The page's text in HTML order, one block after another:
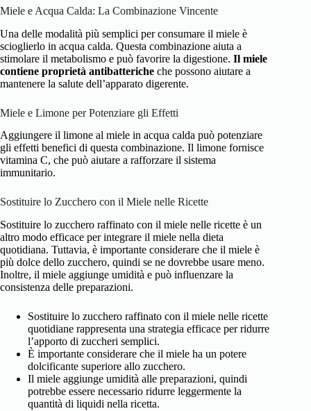
Miele e Acqua Calda: La Combinazione Vincente
Una delle modalità più semplici per consumare il miele è
scioglierlo in acqua calda. Questa combinazione aiuta a
stimolare il metabolismo e può favorire la digestione. Il miele
contiene proprietà antibatteriche che possono aiutare a
mantenere la salute dell’apparato digerente.
Miele e Limone per Potenziare gli Effetti
Aggiungere il limone al miele in acqua calda può potenziare
gli effetti benefici di questa combinazione. Il limone fornisce
vitamina C, che può aiutare a rafforzare il sistema
immunitario.
Sostituire lo Zucchero con il Miele nelle Ricette
Sostituire lo zucchero raffinato con il miele nelle ricette è un
altro modo efficace per integrare il miele nella dieta
quotidiana. Tuttavia, è importante considerare che il miele è
più dolce dello zucchero, quindi se ne dovrebbe usare meno.
Inoltre, il miele aggiunge umidità e può influenzare la
consistenza delle preparazioni.
Sostituire lo zucchero raffinato con il miele nelle ricette
quotidiane rappresenta una strategia efficace per ridurre
l’apporto di zuccheri semplici.
È importante considerare che il miele ha un potere
dolcificante superiore allo zucchero.
Il miele aggiunge umidità alle preparazioni, quindi
potrebbe essere necessario ridurre leggermente la
quantità di liquidi nella ricetta.